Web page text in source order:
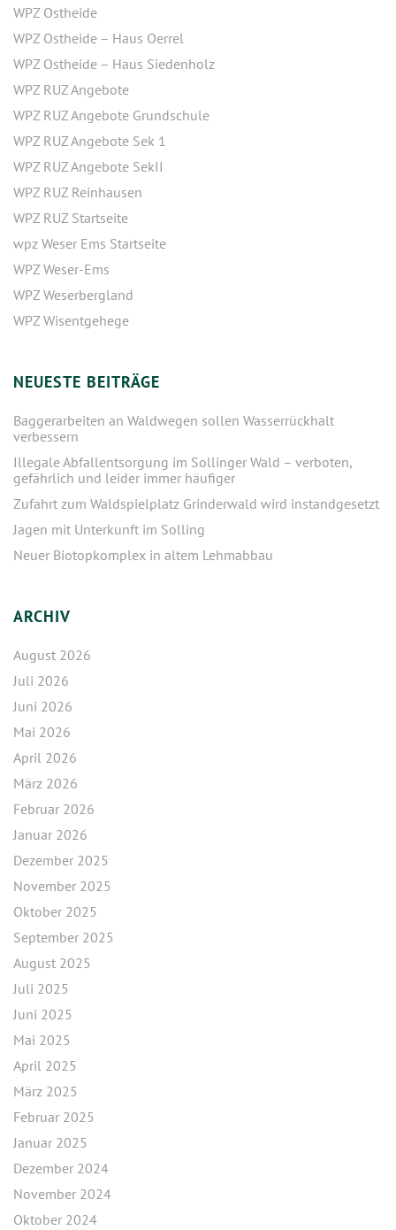
WPZ Ostheide
WPZ Ostheide – Haus Oerrel
WPZ Ostheide – Haus Siedenholz
WPZ RUZ Angebote
WPZ RUZ Angebote Grundschule
WPZ RUZ Angebote Sek 1
WPZ RUZ Angebote SekII
WPZ RUZ Reinhausen
WPZ RUZ Startseite
wpz Weser Ems Startseite
WPZ Weser-Ems
WPZ Weserbergland
WPZ Wisentgehege
NEUESTE BEITRÄGE
Baggerarbeiten an Waldwegen sollen Wasserrückhalt
verbessern
Illegale Abfallentsorgung im Sollinger Wald – verboten,
gefährlich und leider immer häufiger
Zufahrt zum Waldspielplatz Grinderwald wird instandgesetzt
Jagen mit Unterkunft im Solling
Neuer Biotopkomplex in altem Lehmabbau
ARCHIV
August 2026
Juli 2026
Juni 2026
Mai 2026
April 2026
März 2026
Februar 2026
Januar 2026
Dezember 2025
November 2025
Oktober 2025
September 2025
August 2025
Juli 2025
Juni 2025
Mai 2025
April 2025
März 2025
Februar 2025
Januar 2025
Dezember 2024
November 2024
Oktober 2024